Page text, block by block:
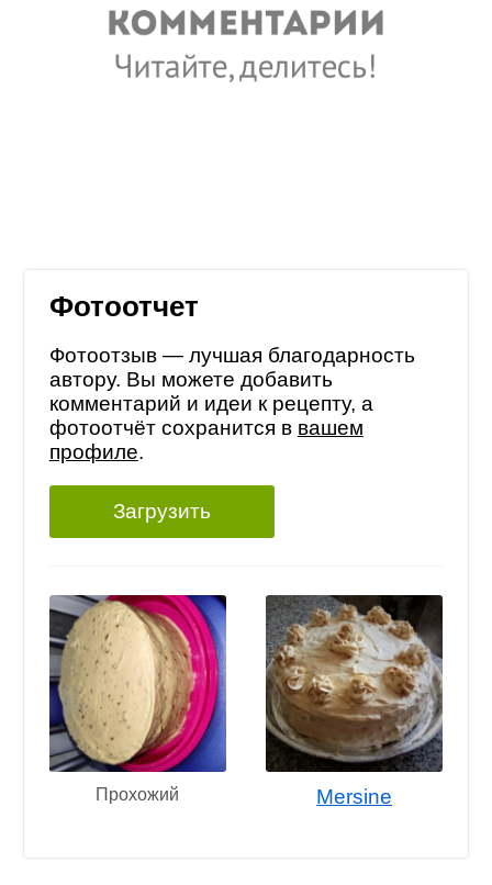
Фотоотчет
Фотоотзыв — лучшая благодарность
автору. Вы можете добавить
комментарий и идеи к рецепту, а
фотоотчёт сохранится в вашем
профиле.
Загрузить
Прохожий Mersine